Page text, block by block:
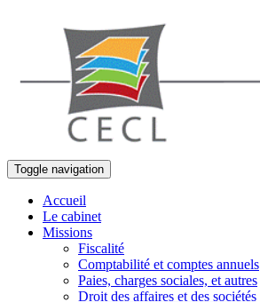
Toggle navigation
Accueil
Le cabinet
Missions
Fiscalité
Comptabilité et comptes annuels
Paies, charges sociales, et autres
Droit des affaires et des sociétés